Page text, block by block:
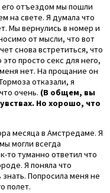
его отъездом мы пошли
на свете. Я думала что
Мы вернулись в номер и
от мысли, что вот
снова встретиться, что
просто секс для него,
нет. На прощание он
отказали, я
очень. (В общем, вы
Но хорошо, что
месяца в Амстредаме. Я
могли всегда
то туманно ответил что
Я поняла что
Попросила меня не
полет.